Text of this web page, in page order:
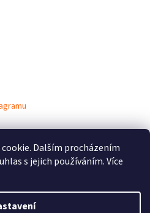
Dalším procházením
s jejich používáním. Více
Shoptet